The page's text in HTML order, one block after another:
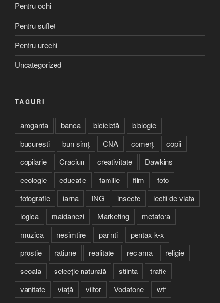
Pentru ochi
Pentru suflet
Pentru urechi
Uncategorized
TAGURI
aroganta banca bicicletă
biologie
bucuresti
bun simț CNA comerț
copii
copilarie
Craciun creativitate
Dawkins
ecologie
educatie familie film
foto
fotografie
iarna ING insecte
lectii de viata
logica
maidanezi Marketing
metafora
muzica
nesimtire parinti
pentax k-x
prostie
ratiune realitate reclama
religie
scoala
selecție naturală stiinta
trafic
vanitate
viață viitor Vodafone wtf